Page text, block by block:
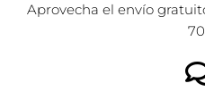
Aprovecha el envío